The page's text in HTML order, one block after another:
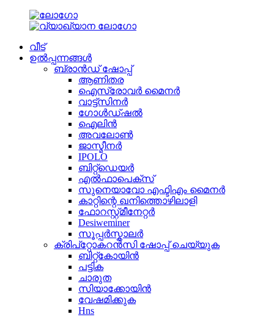
വീട്
ഉൽപ്പന്നങ്ങൾ
ബ്രാൻഡ് ഷോപ്പ്
ആണിതര
ഐസ്രോവർ മൈനർ
വാട്ട്സിനർ
ഗോൾഡ്ഷൽ
ഐലിൻ
അവലോൺ
ജാസ്മീനർ
IPOLO
ബിറ്റ്ഡെയർ
എൽഫാപെക്സ്
സുനെയാവോ എഫ്ടിഎം മൈനർ
കാറ്റിന്റെ ഖനിത്തൊഴിലാളി
ഫോറസ്റ്റ്മീനേറ്റർ
Desiweminer
സൂപ്പർസ്കാലർ
ക്രിപ്റ്റോകറൻസി ഷോപ്പ് ചെയ്യുക
ബിറ്റ്കോയിൻ
പട്ടിക
ചാരുത
സിയാക്കോയിൻ
വേഷമിക്കുക
Hns